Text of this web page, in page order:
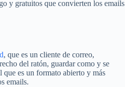
y gratuitos que convierten los emails
, que es un cliente de correo,
del ratón, guardar como y se
que es un formato abierto y más
emails.